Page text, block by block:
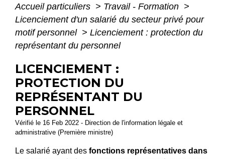
Accueil particuliers > Travail - Formation >
Licenciement d'un salarié du secteur privé pour
motif personnel > Licenciement : protection du
représentant du personnel
LICENCIEMENT :
PROTECTION DU
REPRÉSENTANT DU
PERSONNEL
Vérifié le 16 Feb 2022 - Direction de l'information légale et
administrative (Première ministre)
Le salarié ayant des fonctions représentatives dans